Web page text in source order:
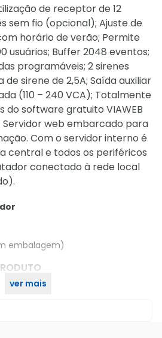
de receptor de 12
sem fio (opcional); Ajuste de
horário de verão; Permite
usuários; Buffer 2048 eventos;
programáveis; 2 sirenes
de sirene de 2,5A; Saída auxiliar
(110 – 240 VCA); Totalmente
software gratuito VIAWEB
Servidor web embarcado para
Com o servidor interno é
central e todos os periféricos
conectado à rede local
embalagem)
ver mais